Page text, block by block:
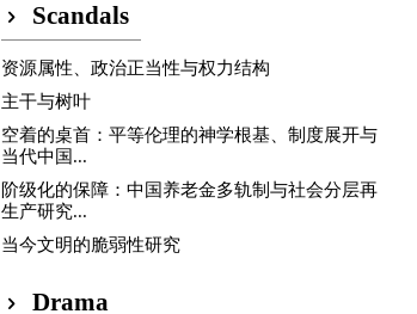
Scandals
资源属性、政治正当性与权力结构
主干与树叶
空着的桌首：平等伦理的神学根基、制度展开与
当代中国...
阶级化的保障：中国养老金多轨制与社会分层再
生产研究...
当今文明的脆弱性研究
Drama